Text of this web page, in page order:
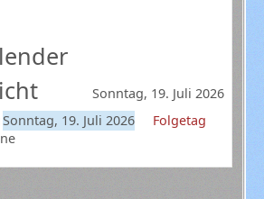
Sonntag, 19. Juli 2026
Sonntag, 19. Juli 2026
Folgetag